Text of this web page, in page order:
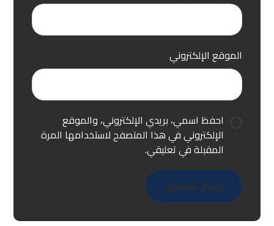
الموقع الإلكتروني
احفظ اسمي، بريدي الإلكتروني، والموقع
الإلكتروني في هذا المتصفح لاستخدامها المرة
المقبلة في تعليقي.
إرسال التعليق